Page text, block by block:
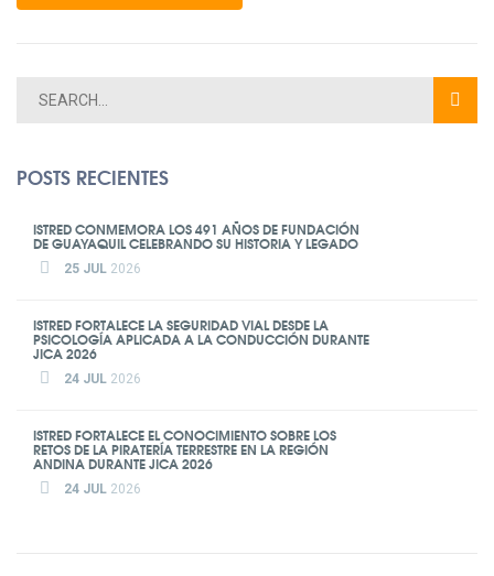
POSTS RECIENTES
ISTRED CONMEMORA LOS 491 AÑOS DE FUNDACIÓN
DE GUAYAQUIL CELEBRANDO SU HISTORIA Y LEGADO
25 JUL 2026
ISTRED FORTALECE LA SEGURIDAD VIAL DESDE LA
PSICOLOGÍA APLICADA A LA CONDUCCIÓN DURANTE
JICA 2026
24 JUL 2026
ISTRED FORTALECE EL CONOCIMIENTO SOBRE LOS
RETOS DE LA PIRATERÍA TERRESTRE EN LA REGIÓN
ANDINA DURANTE JICA 2026
24 JUL 2026